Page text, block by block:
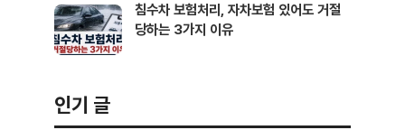
침수차 보험처리, 자차보험 있어도 거절
당하는 3가지 이유
인기 글